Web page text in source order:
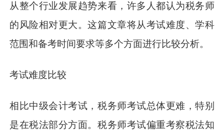
从整个行业发展趋势来看，许多人都认为税务师
的风险相对更大。这篇文章将从考试难度、学科
范围和备考时间要求等多个方面进行比较分析。
考试难度比较
相比中级会计考试，税务师考试总体更难，特别
是在税法部分方面。税务师考试偏重考察税法知